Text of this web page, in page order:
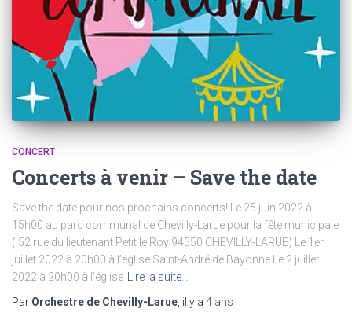
CONCERT
Concerts à venir – Save the date
Save the date pour nos prochains concerts! Le 25 juin 2022 à
15h00 au parc communal de Chevilly-Larue pour la fête municipale
( 52 rue du lieutenant Petit le Roy 94550 CHEVILLY-LARUE) Le 1er
juillet 2022 à 20h00 à l’église Saint-André de Bayonne Le 2 juillet
2022 à 20h00 à l’église Lire la suite…
Par Orchestre de Chevilly-Larue , il y a 4 ans